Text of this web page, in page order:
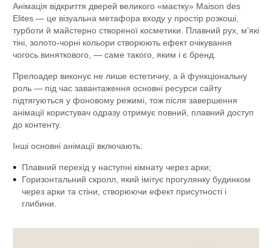
Анімація відкриття дверей великого «маєтку» Maison des
Elites — це візуальна метафора входу у простір розкоші,
турботи й майстерно створеної косметики. Плавний рух, мʼякі
тіні, золото-чорні кольори створюють ефект очікування
чогось виняткового, — саме такого, яким і є бренд.
Прелоадер виконує не лише естетичну, а й функціональну
роль — під час завантаження основні ресурси сайту
підтягуються у фоновому режимі, тож після завершення
анімації користувач одразу отримує повний, плавний доступ
до контенту.
Інші основні анімації включають:
Плавний перехід у наступні кімнату через арки;
Горизонтальний скролл, який імітує прогулянку будинком
через арки та стіни, створюючи ефект присутності і
глибини.